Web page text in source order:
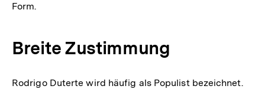
Form.
Breite Zustimmung
Rodrigo Duterte wird häufig als Populist bezeichnet.